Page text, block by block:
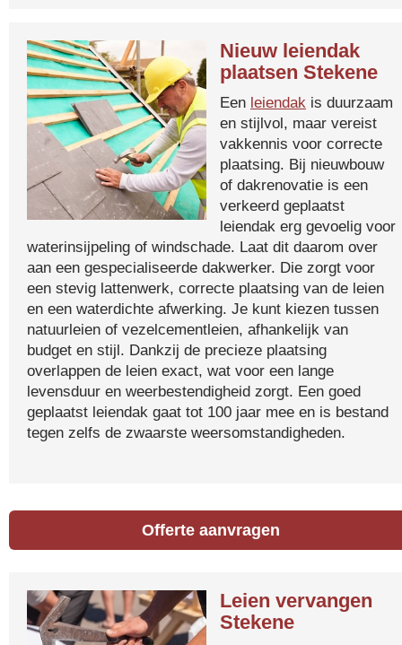
Nieuw leiendak
plaatsen Stekene
Een leiendak is duurzaam
en stijlvol, maar vereist
vakkennis voor correcte
plaatsing. Bij nieuwbouw
of dakrenovatie is een
verkeerd geplaatst
leiendak erg gevoelig voor
waterinsijpeling of windschade. Laat dit daarom over
aan een gespecialiseerde dakwerker. Die zorgt voor
een stevig lattenwerk, correcte plaatsing van de leien
en een waterdichte afwerking. Je kunt kiezen tussen
natuurleien of vezelcementleien, afhankelijk van
budget en stijl. Dankzij de precieze plaatsing
overlappen de leien exact, wat voor een lange
levensduur en weerbestendigheid zorgt. Een goed
geplaatst leiendak gaat tot 100 jaar mee en is bestand
tegen zelfs de zwaarste weersomstandigheden.
Offerte aanvragen
Leien vervangen
Stekene